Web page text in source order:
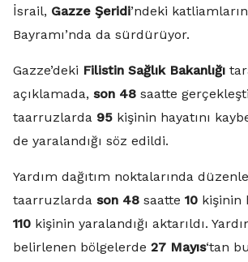
İsrail, Gazze Şeridi’ndeki
Bayramı’nda da sürdürüyor.
Gazze’deki Filistin Sağlık Bakanlığı
açıklamada, son 48 saatte
taarruzlarda 95 kişinin hayatını
de yaralandığı söz edildi.
Yardım dağıtım noktalarında
taarruzlarda son 48 saatte 10 kişinin
110 kişinin yaralandığı aktarıldı.
belirlenen bölgelerde 27 Mayıs‘tan